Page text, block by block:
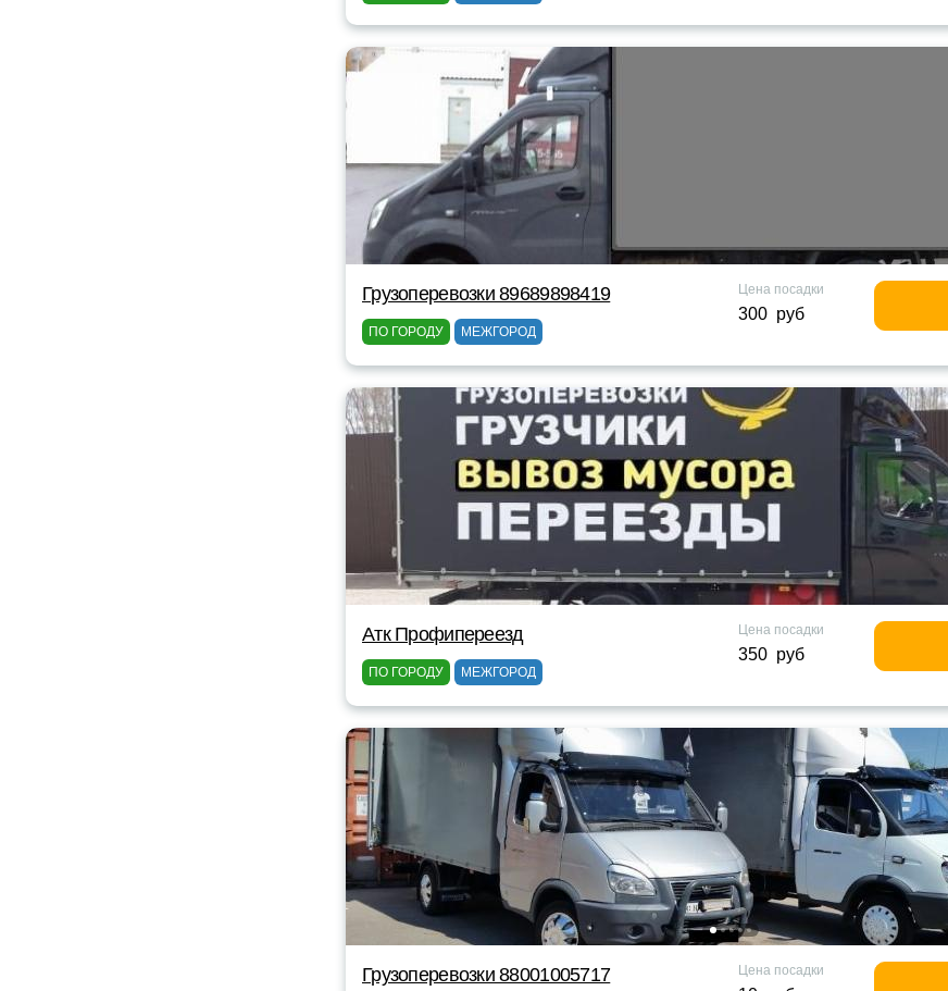
Грузоперевозки 89689898419
ПО ГОРОДУ МЕЖГОРОД
Цена посадки
300 руб
Атк Профипереезд
ПО ГОРОДУ МЕЖГОРОД
Цена посадки
350 руб
Грузоперевозки 88001005717 Цена посадки